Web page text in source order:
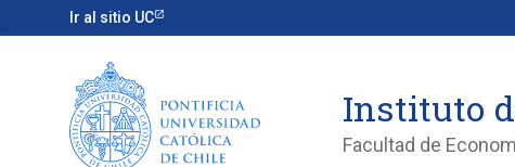
Ir al sitio UC
Instituto
Facultad de